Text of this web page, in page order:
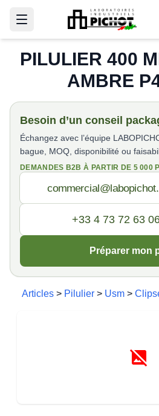
PILULIER 400
AMBRE
Besoin d’un conseil
Échangez avec l’équipe
bague, MOQ, disponibilité ou
DEMANDES B2B À PARTIR DE 5 000
Préparer mon
Articles > Pilulier > Usm >